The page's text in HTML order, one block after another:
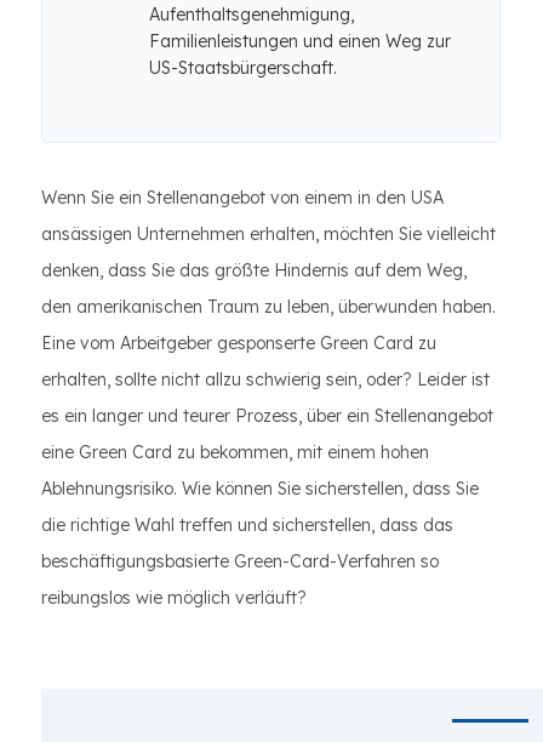
Aufenthaltsgenehmigung,
Familienleistungen und einen Weg zur
US-Staatsbürgerschaft.
Wenn Sie ein Stellenangebot von einem in den USA
ansässigen Unternehmen erhalten, möchten Sie vielleicht
denken, dass Sie das größte Hindernis auf dem Weg,
den amerikanischen Traum zu leben, überwunden haben.
Eine vom Arbeitgeber gesponserte Green Card zu
erhalten, sollte nicht allzu schwierig sein, oder? Leider ist
es ein langer und teurer Prozess, über ein Stellenangebot
eine Green Card zu bekommen, mit einem hohen
Ablehnungsrisiko. Wie können Sie sicherstellen, dass Sie
die richtige Wahl treffen und sicherstellen, dass das
beschäftigungsbasierte Green-Card-Verfahren so
reibungslos wie möglich verläuft?